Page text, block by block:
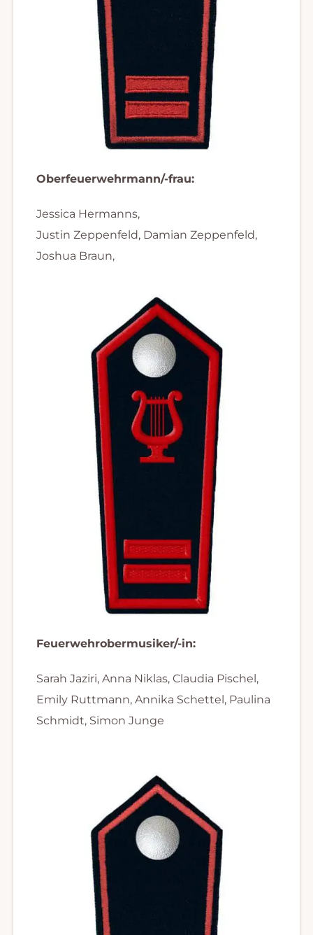
Oberfeuerwehrmann/-frau:
Jessica Hermanns,
Justin Zeppenfeld, Damian Zeppenfeld,
Joshua Braun,
Feuerwehrobermusiker/-in:
Sarah Jaziri, Anna Niklas, Claudia Pischel,
Emily Ruttmann, Annika Schettel, Paulina
Schmidt, Simon Junge